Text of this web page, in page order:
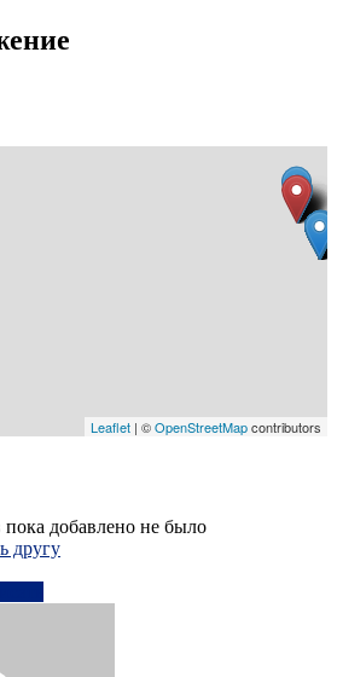
Leaflet | ©OpenStreetMapcontributors
добавлено не было
другу